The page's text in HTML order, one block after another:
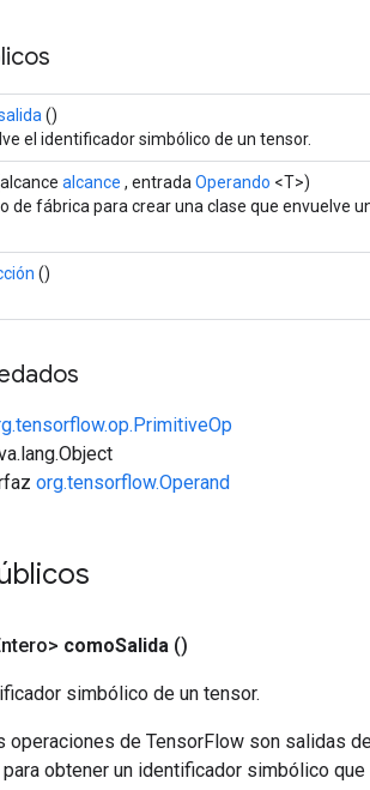
()
el identificador simbólico de un tensor.
alcance , entrada Operando <T>)
de fábrica para crear una clase que envuelve
()
org.tensorflow.Operand
comoSalida ()
simbólico de un tensor.
operaciones de TensorFlow son salidas
obtener un identificador simbólico